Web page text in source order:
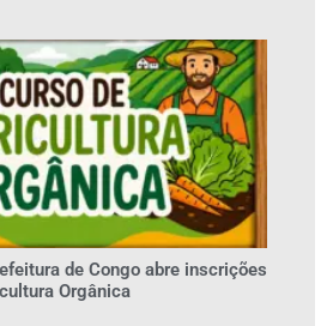
de Congo abre inscrições
Orgânica